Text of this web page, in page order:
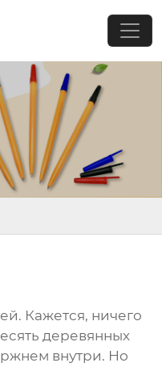
Кажется, ничего
деревянных
внутри. Но